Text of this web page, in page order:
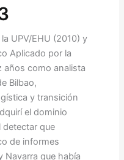
UPV/EHU (2010) y
Aplicado por la
años como analista
Bilbao,
y transición
el dominio
detectar que
de informes
Navarra que había